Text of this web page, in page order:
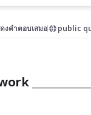
งคำตอบเสมอ public